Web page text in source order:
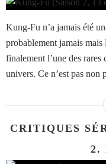
Kung-Fu n’a jamais été
probablement jamais mais
finalement l’une des rares
univers. Ce n’est pas non
CRITIQUES
2.